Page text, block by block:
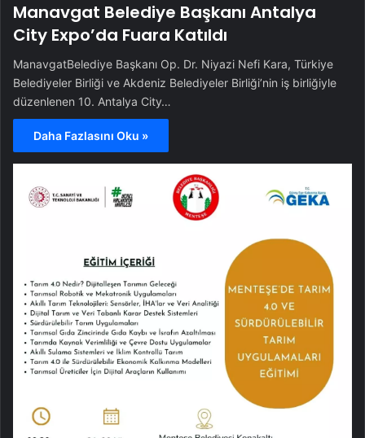
Manavgat Belediye Başkanı Antalya
City Expo’da Fuara Katıldı
ManavgatBelediye Başkanı Op. Dr. Niyazi Nefi Kara, Türkiye
Belediyeler Birliği ve Akdeniz Belediyeler Birliği’nin iş birliğiyle
düzenlenen 10. Antalya City…
Daha Fazlasını Oku »